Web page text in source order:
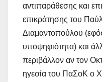
αντιπαράθεσης και
επικράτησης του
Διαμαντοπούλου
υποψηφιότητα) και
περιβάλλον αν τον
ηγεσία του ΠαΣοΚ ο